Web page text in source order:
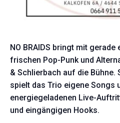
NO BRAIDS bringt mit
frischen Pop-Punk und
& Schlierbach auf die Bühne.
spielt das Trio eigene Songs
energiegeladenen Live-
und eingängigen Hooks.